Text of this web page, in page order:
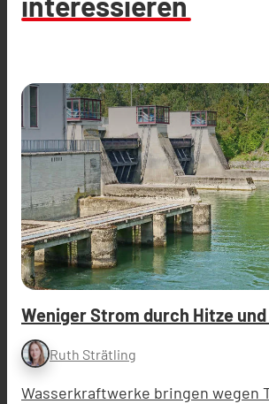
Weniger Strom durch Hitze
Ruth Strätling
Wasserkraftwerke bringen wegen